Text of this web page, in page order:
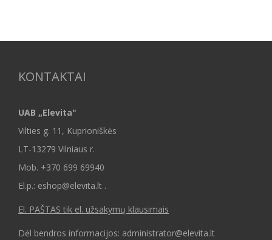
KONTAKTAI
UAB „Elevita"
Vilties g. 11, Kuprioniškės
LT-13279 Vilniaus r.
Mob. +370 699 69940
El.p.: eshop@elevita.lt .
El. PAŠTAS tik el. užsakymų klausimais
Dėl bendros informacijos: administrator@elevita.lt